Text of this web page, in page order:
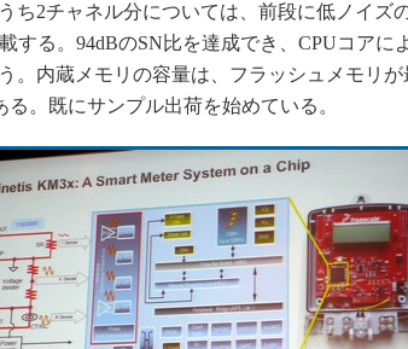
ち2チャネル分については、前段に低ノイズ
する。94dBのSN比を達成でき、CPUコアに
。内蔵メモリの容量は、フラッシュメモリが
。既にサンプル出荷を始めている。